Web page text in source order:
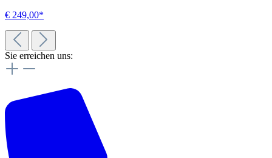
€ 249,00*
Sie erreichen uns: